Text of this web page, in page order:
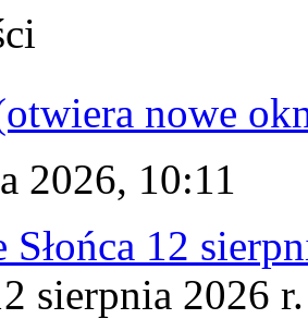
nowe
2026, 10:11
Słońca 12
sierpnia 2026